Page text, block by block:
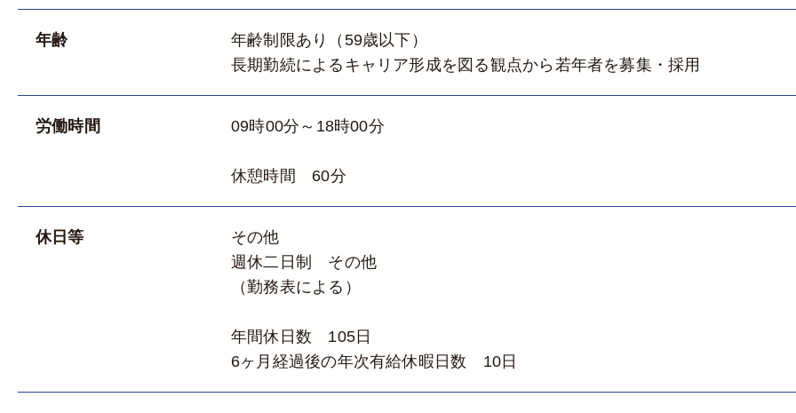
年齢
年齢制限あり（59歳以下）
長期勤続によるキャリア形成を図る観点から若年者を募集・採用
労働時間 09時00分～18時00分
休憩時間 60分
休日等
その他
週休二日制 その他
（勤務表による）
年間休日数 105日
6ヶ月経過後の年次有給休暇日数 10日